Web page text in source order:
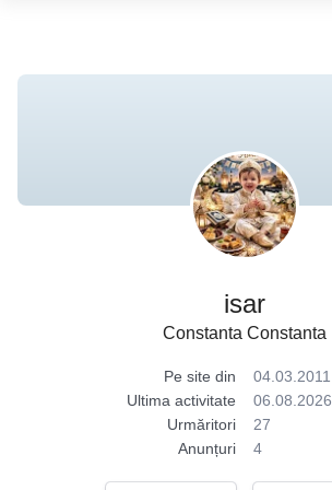
isar
Constanta Constanta
Pe site din
04.03.2011
Ultima activitate
06.08.2026
Urmăritori
27
Anunțuri
4